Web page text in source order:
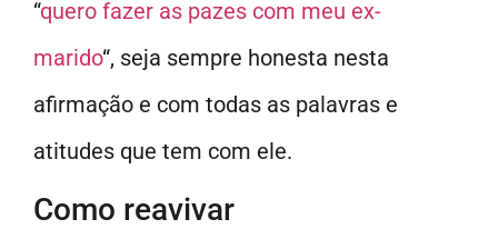
“quero fazer as pazes com meu ex-
marido“, seja sempre honesta nesta
afirmação e com todas as palavras e
atitudes que tem com ele.
Como reavivar